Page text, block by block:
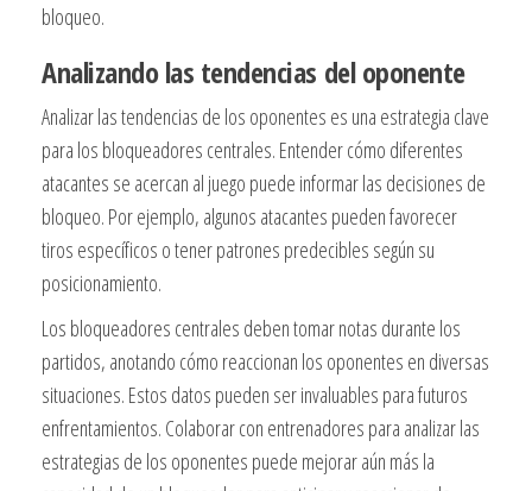
bloqueo.
Analizando las tendencias del oponente
Analizar las tendencias de los oponentes es una estrategia clave
para los bloqueadores centrales. Entender cómo diferentes
atacantes se acercan al juego puede informar las decisiones de
bloqueo. Por ejemplo, algunos atacantes pueden favorecer
tiros específicos o tener patrones predecibles según su
posicionamiento.
Los bloqueadores centrales deben tomar notas durante los
partidos, anotando cómo reaccionan los oponentes en diversas
situaciones. Estos datos pueden ser invaluables para futuros
enfrentamientos. Colaborar con entrenadores para analizar las
estrategias de los oponentes puede mejorar aún más la